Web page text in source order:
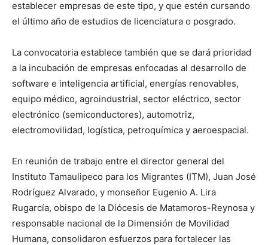
establecer empresas de este tipo, y que estén cursando
el último año de estudios de licenciatura o posgrado.
La convocatoria establece también que se dará prioridad
a la incubación de empresas enfocadas al desarrollo de
software e inteligencia artificial, energías renovables,
equipo médico, agroindustrial, sector eléctrico, sector
electrónico (semiconductores), automotriz,
electromovilidad, logística, petroquímica y aeroespacial.
En reunión de trabajo entre el director general del
Instituto Tamaulipeco para los Migrantes (ITM), Juan José
Rodríguez Alvarado, y monseñor Eugenio A. Lira
Rugarcía, obispo de la Diócesis de Matamoros-Reynosa y
responsable nacional de la Dimensión de Movilidad
Humana, consolidaron esfuerzos para fortalecer las